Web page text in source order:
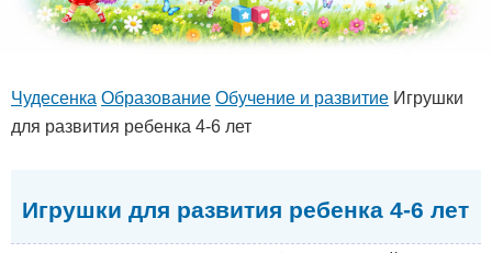
Чудесенка Образование Обучение и развитие Игрушки
для развития ребенка 4-6 лет
Игрушки для развития ребенка 4-6 лет